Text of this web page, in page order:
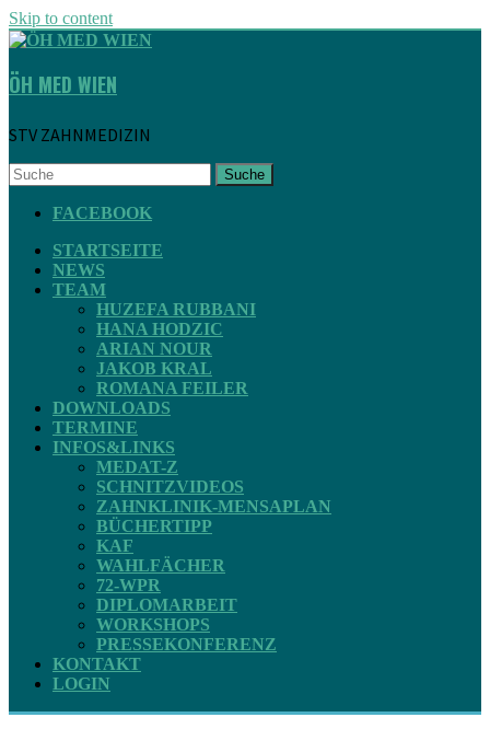
Skip to content
ÖH MED WIEN
STV ZAHNMEDIZIN
Suche
FACEBOOK
STARTSEITE
NEWS
TEAM
HUZEFA RUBBANI
HANA HODZIC
ARIAN NOUR
JAKOB KRAL
ROMANA FEILER
DOWNLOADS
TERMINE
INFOS&LINKS
MEDAT-Z
SCHNITZVIDEOS
ZAHNKLINIK-MENSAPLAN
BÜCHERTIPP
KAF
WAHLFÄCHER
72-WPR
DIPLOMARBEIT
WORKSHOPS
PRESSEKONFERENZ
KONTAKT
LOGIN